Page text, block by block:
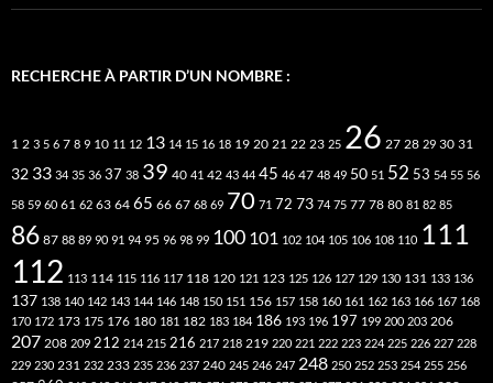
RECHERCHE À PARTIR D’UN NOMBRE :
1 2 3 5 6 7 8 9 10 11 12 13 14 15 16 18 19 20 21 22 23 25 26 27 28 29 30 31
32 33 34 35 36 37 38 39 40 41 42 43 44 45 46 47 48 49 50 51 52 53 54 55 56
58 59 60 61 62 63 64 65 66 67 68 69 70 71 72 73 74 75 77 78 80 81 82 85
86 87 88 89 90 91 94 95 96 98 99 100 101 102 104 105 106 108 110 111
112 113 114 115 116 117 118 120 121 123 125 126 127 129 130 131 133 136
137 138 140 142 143 144 146 148 150 151 156 157 158 160 161 162 163 166 167 168
170 172 173 175 176 180 181 182 183 184 186 193 196 197 199 200 203 206
207 208 209 212 214 215 216 217 218 219 220 221 222 223 224 225 226 227 228
229 230 231 232 233 235 236 237 240 245 246 247 248 250 252 253 254 255 256